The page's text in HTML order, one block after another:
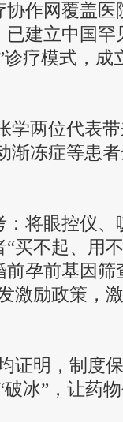
作网覆盖医
建立中国
疗模式，成
两位代表带
渐冻症等患
将眼控仪、
买不起、用
孕前基因筛
激励政策，
明，制度保
冰”，让药